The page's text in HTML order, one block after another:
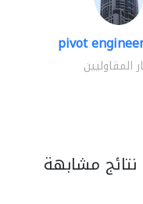
pivot
المقاوليين
نتائج مشابهة